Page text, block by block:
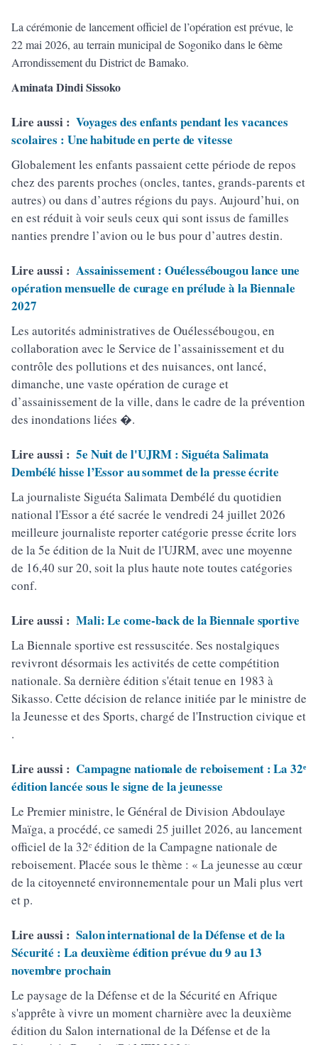
La cérémonie de lancement officiel de l’opération est prévue, le
22 mai 2026, au terrain municipal de Sogoniko dans le 6ème
Arrondissement du District de Bamako.
Aminata Dindi Sissoko
Lire aussi : Voyages des enfants pendant les vacances
scolaires : Une habitude en perte de vitesse
Globalement les enfants passaient cette période de repos
chez des parents proches (oncles, tantes, grands-parents et
autres) ou dans d’autres régions du pays. Aujourd’hui, on
en est réduit à voir seuls ceux qui sont issus de familles
nanties prendre l’avion ou le bus pour d’autres destin.
Lire aussi : Assainissement : Ouélessébougou lance une
opération mensuelle de curage en prélude à la Biennale
2027
Les autorités administratives de Ouélessébougou, en
collaboration avec le Service de l’assainissement et du
contrôle des pollutions et des nuisances, ont lancé,
dimanche, une vaste opération de curage et
d’assainissement de la ville, dans le cadre de la prévention
des inondations liées �.
Lire aussi : 5e Nuit de l'UJRM : Siguéta Salimata
Dembélé hisse l’Essor au sommet de la presse écrite
La journaliste Siguéta Salimata Dembélé du quotidien
national l'Essor a été sacrée le vendredi 24 juillet 2026
meilleure journaliste reporter catégorie presse écrite lors
de la 5e édition de la Nuit de l'UJRM, avec une moyenne
de 16,40 sur 20, soit la plus haute note toutes catégories
conf.
Lire aussi : Mali: Le come-back de la Biennale sportive
La Biennale sportive est ressuscitée. Ses nostalgiques
revivront désormais les activités de cette compétition
nationale. Sa dernière édition s'était tenue en 1983 à
Sikasso. Cette décision de relance initiée par le ministre de
la Jeunesse et des Sports, chargé de l'Instruction civique et
.
Lire aussi : Campagne nationale de reboisement : La 32ᵉ
édition lancée sous le signe de la jeunesse
Le Premier ministre, le Général de Division Abdoulaye
Maïga, a procédé, ce samedi 25 juillet 2026, au lancement
officiel de la 32ᵉ édition de la Campagne nationale de
reboisement. Placée sous le thème : « La jeunesse au cœur
de la citoyenneté environnementale pour un Mali plus vert
et p.
Lire aussi : Salon international de la Défense et de la
Sécurité : La deuxième édition prévue du 9 au 13
novembre prochain
Le paysage de la Défense et de la Sécurité en Afrique
s'apprête à vivre un moment charnière avec la deuxième
édition du Salon international de la Défense et de la